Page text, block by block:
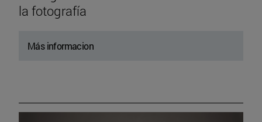
la fotografía
Más informacion